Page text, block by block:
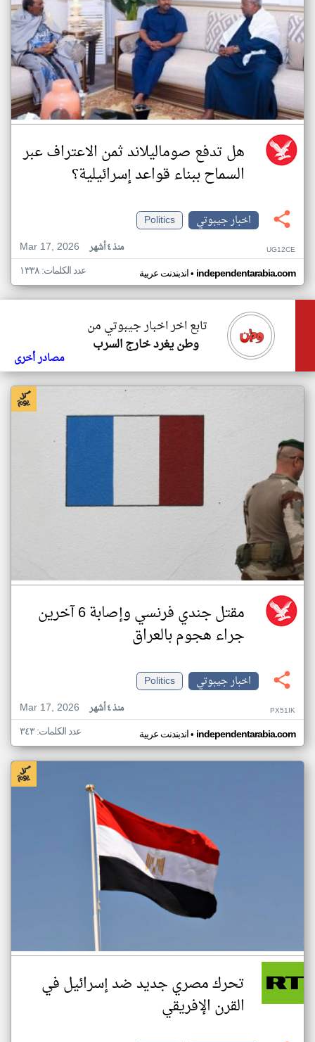
هل تدفع صوماليلاند ثمن الاعتراف عبر
السماح ببناء قواعد إسرائيلية؟
اخبار جيبوتي
Politics
Mar 17, 2026
منذ ٤ أشهر UG12CE
اندبندنت عربية• independentarabia.com عدد الكلمات: ١٣٣٨
تابع اخر اخبار جيبوتي من
وطن يغرد خارج السرب
مصادر أخرى
مقتل جندي فرنسي وإصابة 6 آخرين
جراء هجوم بالعراق
اخبار جيبوتي
Politics
Mar 17, 2026
منذ ٤ أشهر PX51IK
اندبندنت عربية• independentarabia.com عدد الكلمات: ٣٤٣
تحرك مصري جديد ضد إسرائيل في
القرن الإفريقي